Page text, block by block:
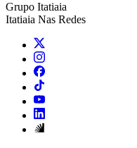
Grupo Itatiaia
Itatiaia Nas Redes